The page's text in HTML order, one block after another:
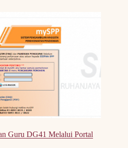
Guru DG41 Melalui Portal